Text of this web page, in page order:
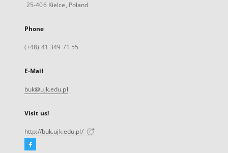
25-406 Kielce, Poland
Phone
(+48) 41 349 71 55
E-Mail
buk@ujk.edu.pl
Visit us!
http://buk.ujk.edu.pl/
Facebook